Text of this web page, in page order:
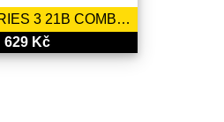
BRAUN SERIES 3 21B COMBIPACK
629 Kč